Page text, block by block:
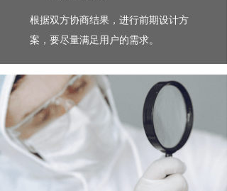
根据双方协商结果，进行前期设计方
案，要尽量满足用户的需求。